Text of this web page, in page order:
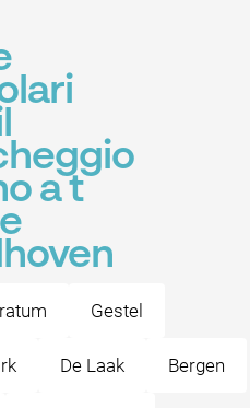
a t
Gestel
De Laak Bergen